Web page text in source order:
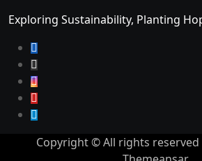
Exploring Sustainability, Planting
Copyright © All rights reserved